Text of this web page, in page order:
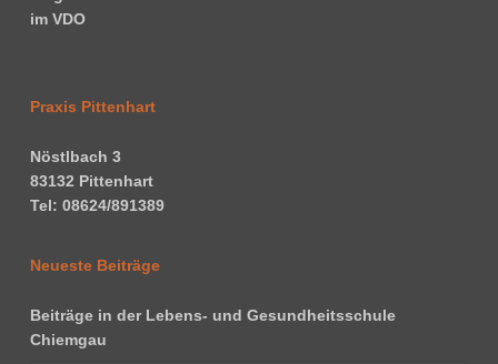
Praxis Pittenhart
Nöstlbach 3
83132 Pittenhart
Tel: 08624/891389
Neueste Beiträge
Beiträge in der Lebens- und Gesundheitsschule
Chiemgau